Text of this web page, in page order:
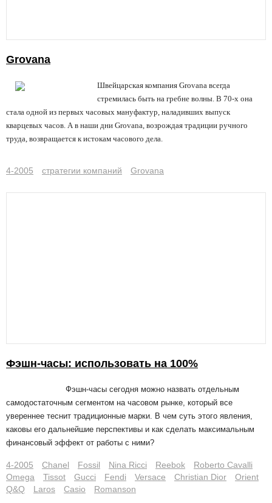
Grovana
Швейцарская компания Grovana всегда
стремилась быть на гребне волны. В 70-х она
стала одной из первых часовых мануфактур, наладивших выпуск
кварцевых часов. А в наши дни Grovana, возрождая традиции ручного
труда, возвращается к истокам часового дела.
4-2005 стратегии компаний Grovana
Фэшн-часы: использовать на 100%
Фэшн-часы сегодня можно назвать отдельным
самодостаточным сегментом на часовом рынке, который все
увереннее теснит традиционные марки. В чем суть этого явления,
каковы его дальнейшие перспективы и как сделать максимальным
финансовый эффект от работы с ними?
4-2005 Chanel Fossil Nina Ricci Reebok
Roberto Cavalli
Omega
Tissot Gucci Fendi Versace Christian Dior
Orient
Q&Q
Laros Casio Romanson